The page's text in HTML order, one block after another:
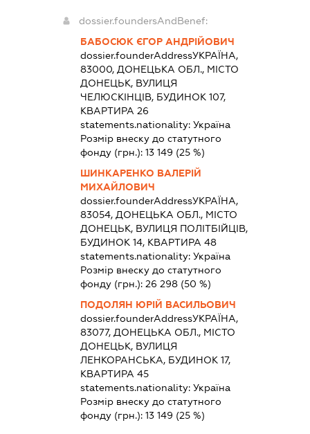
dossier.foundersAndBenef:
БАБОСЮК ЄГОР АНДРІЙОВИЧ
dossier.founderAddressУКРАЇНА,
83000, ДОНЕЦЬКА ОБЛ., МІСТО
ДОНЕЦЬК, ВУЛИЦЯ
ЧЕЛЮСКІНЦІВ, БУДИНОК 107,
КВАРТИРА 26
statements.nationality:Україна
Розмір внеску до статутного
фонду (грн.):13 149 (25 %)
ШИНКАРЕНКО ВАЛЕРІЙ
МИХАЙЛОВИЧ
dossier.founderAddressУКРАЇНА,
83054, ДОНЕЦЬКА ОБЛ., МІСТО
ДОНЕЦЬК, ВУЛИЦЯ ПОЛІТБІЙЦІВ,
БУДИНОК 14, КВАРТИРА 48
statements.nationality:Україна
Розмір внеску до статутного
фонду (грн.):26 298 (50 %)
ПОДОЛЯН ЮРІЙ ВАСИЛЬОВИЧ
dossier.founderAddressУКРАЇНА,
83077, ДОНЕЦЬКА ОБЛ., МІСТО
ДОНЕЦЬК, ВУЛИЦЯ
ЛЕНКОРАНСЬКА, БУДИНОК 17,
КВАРТИРА 45
statements.nationality:Україна
Розмір внеску до статутного
фонду (грн.):13 149 (25 %)